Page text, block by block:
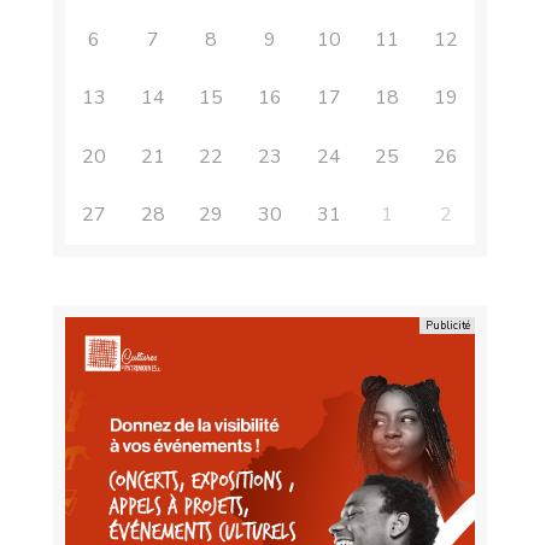
6 7 8 9 10 11 12
13 14 15 16 17 18 19
20 21 22 23 24 25 26
27 28 29 30 31 1 2